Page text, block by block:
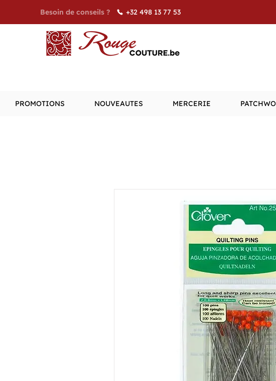
Besoin de conseils ? +32 498 13 77 53
PROMOTIONS NOUVEAUTES MERCERIE